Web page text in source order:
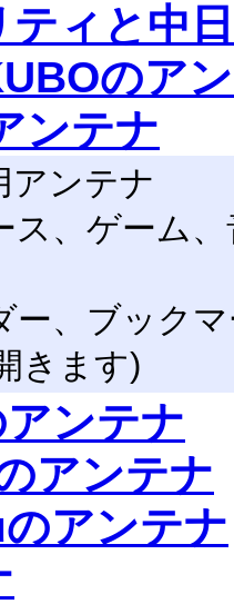
ティと中
のア
ンテナ
アンテナ
ス、ゲーム
ー、ブック
きます)
ンテナ
アンテナ
アンテナ